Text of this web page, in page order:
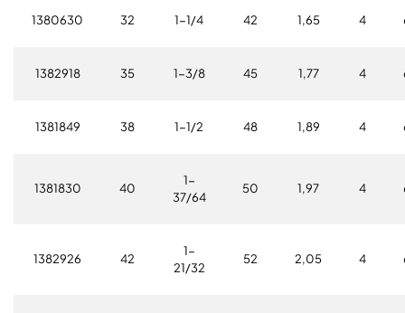
1380630 32 1-1/4 42 1,65 4
1382918 35 1-3/8 45 1,77 4
1381849 38 1-1/2 48 1,89 4
1381830 40
1-
37/64
50 1,97 4
1382926 42
1-
21/32
52 2,05 4